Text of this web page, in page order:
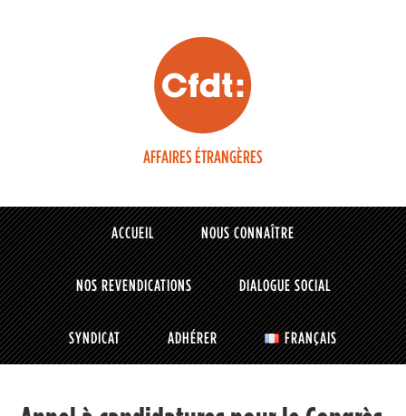
AFFAIRES ÉTRANGÈRES
ACCUEIL NOUS CONNAÎTRE
NOS REVENDICATIONS DIALOGUE SOCIAL
SYNDICAT ADHÉRER FRANÇAIS